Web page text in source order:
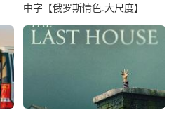
中字【俄罗斯情色.大尺度】